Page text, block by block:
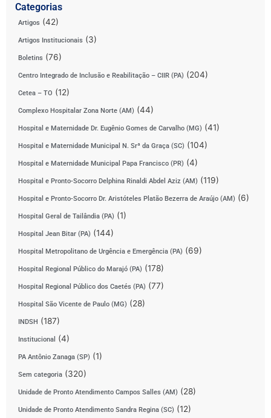
Categorias
Artigos (42)
Artigos Institucionais (3)
Boletins (76)
Centro Integrado de Inclusão e Reabilitação – CIIR (PA) (204)
Cetea – TO (12)
Complexo Hospitalar Zona Norte (AM) (44)
Hospital e Maternidade Dr. Eugênio Gomes de Carvalho (MG) (41)
Hospital e Maternidade Municipal N. Srª da Graça (SC) (104)
Hospital e Maternidade Municipal Papa Francisco (PR) (4)
Hospital e Pronto-Socorro Delphina Rinaldi Abdel Aziz (AM) (119)
Hospital e Pronto-Socorro Dr. Aristóteles Platão Bezerra de Araújo (AM) (6)
Hospital Geral de Tailândia (PA) (1)
Hospital Jean Bitar (PA) (144)
Hospital Metropolitano de Urgência e Emergência (PA) (69)
Hospital Regional Público do Marajó (PA) (178)
Hospital Regional Público dos Caetés (PA) (77)
Hospital São Vicente de Paulo (MG) (28)
INDSH (187)
Institucional (4)
PA Antônio Zanaga (SP) (1)
Sem categoria (320)
Unidade de Pronto Atendimento Campos Salles (AM) (28)
Unidade de Pronto Atendimento Sandra Regina (SC) (12)